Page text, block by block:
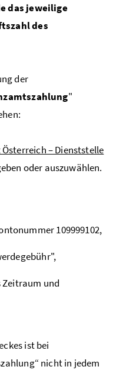
das jeweilige
des
der
"
– Dienststelle
oder auszuwählen.
109999102,
Zeitraum und
ist bei
nicht in jedem